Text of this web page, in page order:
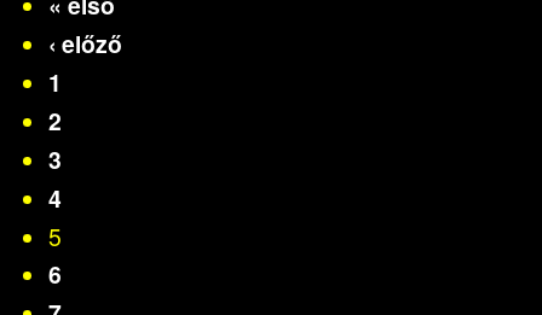
‹ előző
1
2
3
4
5
6